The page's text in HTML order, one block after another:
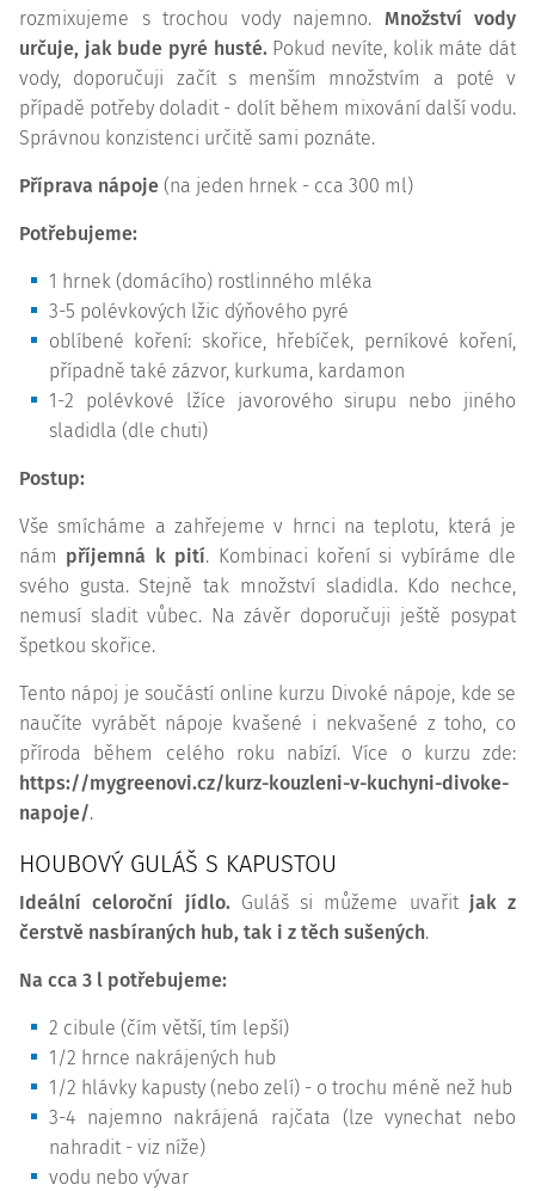
rozmixujeme s trochou vody najemno. Množství vody
určuje, jak bude pyré husté.Pokud nevíte, kolik máte dát
vody, doporučuji začít s menším množstvím a poté v
případě potřeby doladit - dolít během mixování další vodu.
Správnou konzistenci určitě sami poznáte.
Příprava nápoje (na jeden hrnek - cca 300 ml)
Potřebujeme:
1 hrnek (domácího) rostlinného mléka
3-5 polévkových lžic dýňového pyré
oblíbené koření: skořice, hřebíček, perníkové koření,
případně také zázvor, kurkuma, kardamon
1-2 polévkové lžíce javorového sirupu nebo jiného
sladidla (dle chuti)
Postup:
Vše smícháme a zahřejeme v hrnci na teplotu, která je
nám příjemná k pití. Kombinaci koření si vybíráme dle
svého gusta. Stejně tak množství sladidla. Kdo nechce,
nemusí sladit vůbec. Na závěr doporučuji ještě posypat
špetkou skořice.
Tento nápoj je součástí online kurzu Divoké nápoje, kde se
naučíte vyrábět nápoje kvašené i nekvašené z toho, co
příroda během celého roku nabízí. Více o kurzu zde:
https://mygreenovi.cz/kurz-kouzleni-v-kuchyni-divoke-
napoje/.
HOUBOVÝ GULÁŠ S KAPUSTOU
Ideální celoroční jídlo.Guláš si můžeme uvařit jak z
čerstvě nasbíraných hub, tak i z těch sušených.
Na cca 3 l potřebujeme:
2 cibule (čím větší, tím lepší)
1/2 hrnce nakrájených hub
1/2 hlávky kapusty (nebo zelí) - o trochu méně než hub
3-4 najemno nakrájená rajčata (lze vynechat nebo
nahradit - viz níže)
vodu nebo vývar